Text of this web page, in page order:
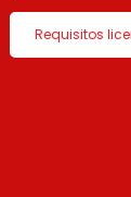
Requisitos